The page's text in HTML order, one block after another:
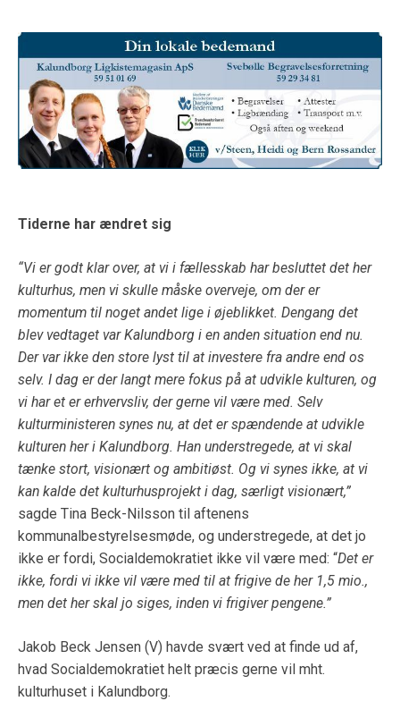
Tiderne har ændret sig
“Vi er godt klar over, at vi i fællesskab har besluttet det her
kulturhus, men vi skulle måske overveje, om der er
momentum til noget andet lige i øjeblikket. Dengang det
blev vedtaget var Kalundborg i en anden situation end nu.
Der var ikke den store lyst til at investere fra andre end os
selv. I dag er der langt mere fokus på at udvikle kulturen, og
vi har et er erhvervsliv, der gerne vil være med. Selv
kulturministeren synes nu, at det er spændende at udvikle
kulturen her i Kalundborg. Han understregede, at vi skal
tænke stort, visionært og ambitiøst. Og vi synes ikke, at vi
kan kalde det kulturhusprojekt i dag, særligt visionært,”
sagde Tina Beck-Nilsson til aftenens
kommunalbestyrelsesmøde, og understregede, at det jo
ikke er fordi, Socialdemokratiet ikke vil være med: “Det er
ikke, fordi vi ikke vil være med til at frigive de her 1,5 mio.,
men det her skal jo siges, inden vi frigiver pengene.”
Jakob Beck Jensen (V) havde svært ved at finde ud af,
hvad Socialdemokratiet helt præcis gerne vil mht.
kulturhuset i Kalundborg.